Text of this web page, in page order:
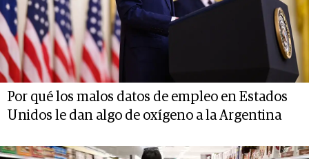
Por qué los malos datos de empleo en Estados
Unidos le dan algo de oxígeno a la Argentina